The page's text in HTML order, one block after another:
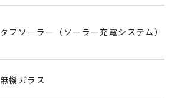
タフソーラー（ソーラー充電システム）
無機ガラス